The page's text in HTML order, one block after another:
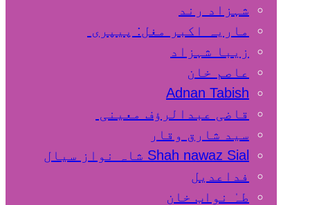
شہزاد رند
ماریہ اکبر مغل: پیپری
زیبا شہزاد
عاصم خان
Adnan Tabish
قاضی عبدالرؤف معینی
سید شارق وقار
Shah nawaz Sial شاہ نواز سیال
فداعدیل
طہٰ نواب خان